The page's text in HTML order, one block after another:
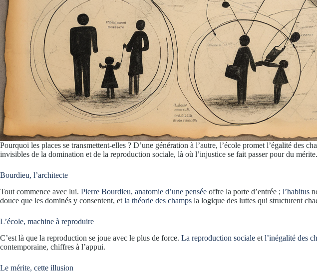
Pourquoi les places se transmettent-elles ? D’une génération à l’autre, l’école promet l’égalité des
invisibles de la domination et de la reproduction sociale, là où l’injustice se fait passer pour du mérite.
Bourdieu, l’architecte
Tout commence avec lui. Pierre Bourdieu, anatomie d’une pensée offre la porte d’entrée ; l’habitus
douce que les dominés y consentent, et la théorie des champs la logique des luttes qui structurent
L’école, machine à reproduire
C’est là que la reproduction se joue avec le plus de force. La reproduction sociale et l’inégalité des
contemporaine, chiffres à l’appui.
Le mérite, cette illusion